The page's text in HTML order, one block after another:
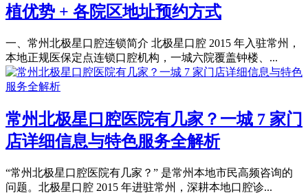
植优势 + 各院区地址预约方式
一、常州北极星口腔连锁简介 北极星口腔 2015 年入驻常州，
本地正规医保定点连锁口腔机构，一城六院覆盖钟楼、...
常州北极星口腔医院有几家？一城 7 家门
店详细信息与特色服务全解析
“常州北极星口腔医院有几家？” 是常州本地市民高频咨询的
问题。北极星口腔 2015 年进驻常州，深耕本地口腔诊...